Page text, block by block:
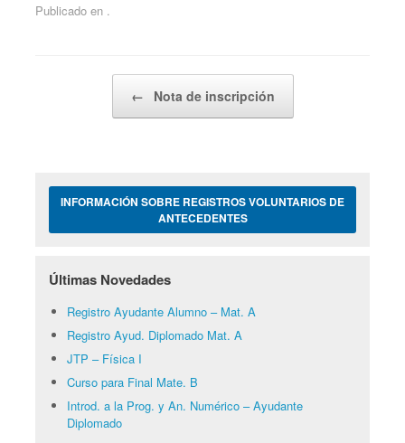
Publicado en .
← Nota de inscripción
INFORMACIÓN SOBRE REGISTROS VOLUNTARIOS DE
ANTECEDENTES
Últimas Novedades
Registro Ayudante Alumno – Mat. A
Registro Ayud. Diplomado Mat. A
JTP – Física I
Curso para Final Mate. B
Introd. a la Prog. y An. Numérico – Ayudante
Diplomado